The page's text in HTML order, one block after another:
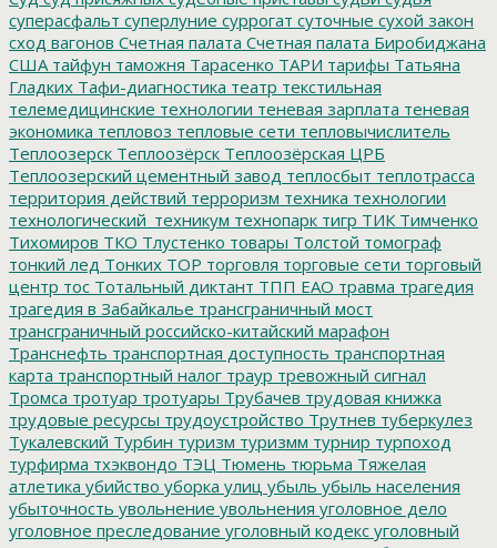
суперасфальт суперлуние суррогат суточные сухой закон
сход вагонов Счетная палата Счетная палата Биробиджана
США тайфун таможня Тарасенко ТАРИ тарифы Татьяна
Гладких Тафи-диагностика театр текстильная
телемедицинские технологии теневая зарплата теневая
экономика тепловоз тепловые сети тепловычислитель
Теплоозерск Теплоозёрск Теплоозёрская ЦРБ
Теплоозерский цементный завод теплосбыт теплотрасса
территория действий терроризм техника технологии
технологический_техникум технопарк тигр ТИК Тимченко
Тихомиров ТКО Тлустенко товары Толстой томограф
тонкий лед Тонких ТОР торговля торговые сети торговый
центр тос Тотальный диктант ТПП ЕАО травма трагедия
трагедия в Забайкалье трансграничный мост
трансграничный российско-китайский марафон
Транснефть транспортная доступность транспортная
карта транспортный налог траур тревожный сигнал
Тромса тротуар тротуары Трубачев трудовая книжка
трудовые ресурсы трудоустройство Трутнев туберкулез
Тукалевский Турбин туризм туризмм турнир турпоход
турфирма тхэквондо ТЭЦ Тюмень тюрьма Тяжелая
атлетика убийство уборка улиц убыль убыль населения
убыточность увольнение увольнения уголовное дело
уголовное преследование уголовный кодекс уголовный